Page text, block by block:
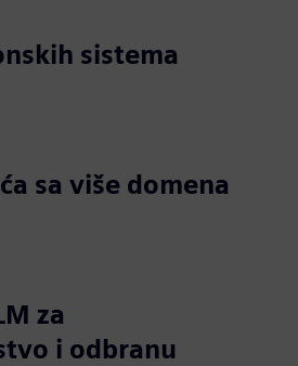
sistema
sa više domena
za
i odbranu